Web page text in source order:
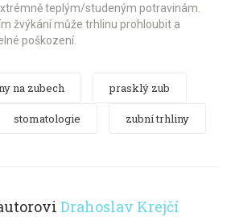
teplým/studeným potravinám.
žvýkání může trhlinu prohloubit a
poškození.
na zubech prasklý zub
stomatologie zubní trhliny
Drahoslav Krejčí